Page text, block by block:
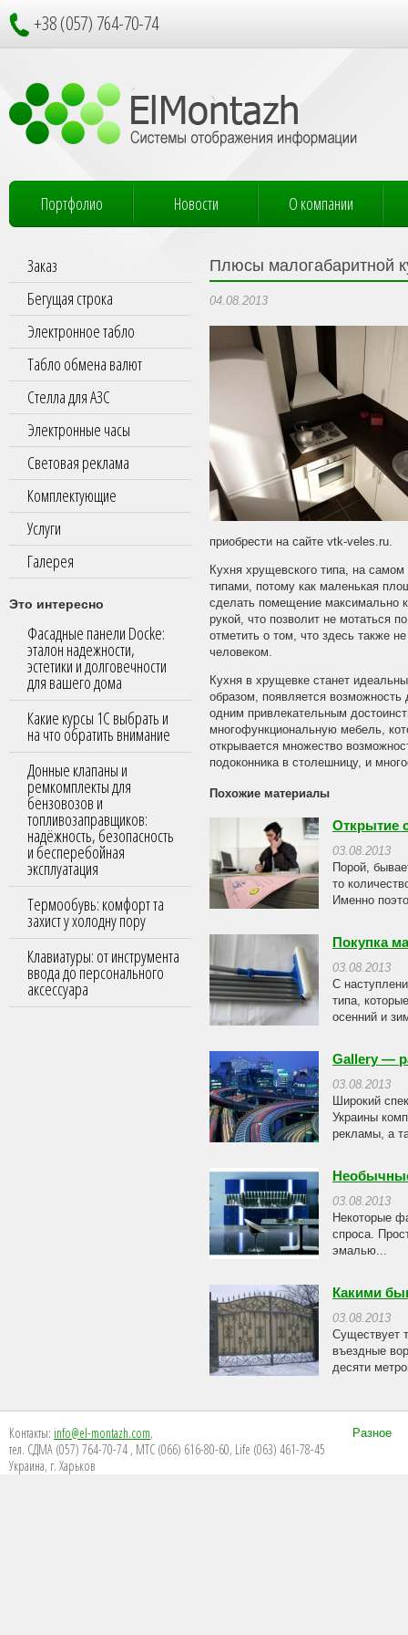
+38 (057) 764-70-74
Портфолио Новости О компании
Заказ
Бегущая строка
Электронное табло
Табло обмена валют
Стелла для АЗС
Электронные часы
Световая реклама
Комплектующие
Услуги
Галерея
Это интересно
Фасадные панели Docke:
эталон надежности,
эстетики и долговечности
для вашего дома
Какие курсы 1С выбрать и
на что обратить внимание
Донные клапаны и
ремкомплекты для
бензовозов и
топливозаправщиков:
надёжность, безопасность
и бесперебойная
эксплуатация
Термообувь: комфорт та
захист у холодну пору
Клавиатуры: от инструмента
ввода до персонального
аксессуара
Плюсы малогабаритной
04.08.2013
приобрести на сайте vtk-veles.ru.
Кухня хрущевского типа, на
типами, потому как маленькая
сделать помещение максимально
рукой, что позволит не мотаться
отметить о том, что здесь также
человеком.
Кухня в хрущевке станет
образом, появляется
одним привлекательным
многофункциональную мебель,
открывается множество
подоконника в столешницу, и
Похожие материалы
Открытие
03.08.2013
Порой,
то
Именно
Покупка
03.08.2013
С
типа,
осенний и
Gallery —
03.08.2013
Широкий
Украины
рекламы, а
03.08.2013
Некоторые
спроса.
эмалью...
Какими
03.08.2013
Существует
въездные
десяти
Контакты: info@el-montazh.com,
тел. СДМА (057) 764-70-74 , МТС (066) 616-80-60, Life (063) 461-78-45
Украина, г. Харьков
Разное